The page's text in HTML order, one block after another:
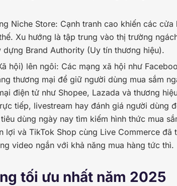
Niche Store: Cạnh tranh cao khiến các cửa
Xu hướng là tập trung vào thị trường
Brand Authority (Uy tín thương hiệu).
hội) lên ngôi: Các mạng xã hội như
thương mại để giữ người dùng mua sắm
điện tử như Shopee, Lazada và thương
tiếp, livestream hay đánh giá người dùng
dùng ngày nay tìm kiếm hình thức mua
lợi và TikTok Shop cùng Live Commerce đã
video ngắn với khả năng mua hàng tức thì.
tối ưu nhất năm 2025